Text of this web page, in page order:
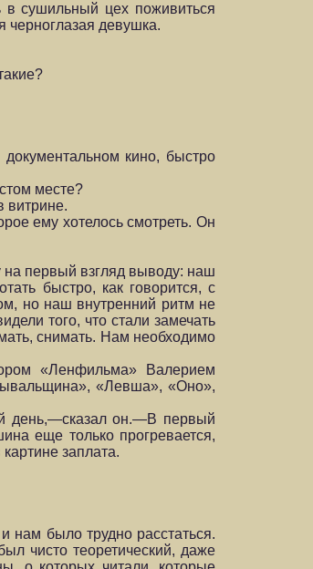
сушильный цех поживиться
черноглазая девушка.
кино, быстро
месте?
витрине.
ему хотелось смотреть. Он
на первый взгляд выводу: наш
быстро, как говорится, с
но наш внутренний ритм не
того, что стали замечать
снимать. Нам необходимо
«Ленфильма» Валерием
«Левша», «Оно»,
день,—сказал он.—В первый
еще только прогревается,
заплата.
нам было трудно расстаться.
чисто теоретический, даже